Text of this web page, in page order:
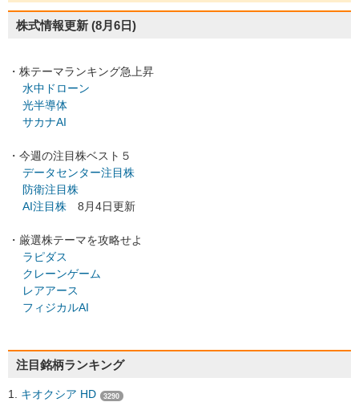
株式情報更新 (8月6日)
・株テーマランキング急上昇
水中ドローン
光半導体
サカナAI
・今週の注目株ベスト５
データセンター注目株
防衛注目株
AI注目株 8月4日更新
・厳選株テーマを攻略せよ
ラピダス
クレーンゲーム
レアアース
フィジカルAI
注目銘柄ランキング
キオクシア HD 3290